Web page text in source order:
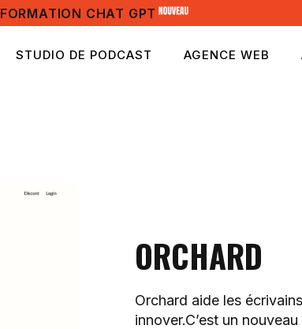
FORMATION CHAT GPT
STUDIO DE PODCAST AGENCE WEB
ORCHARD
Orchard aide les
innover.C’est un